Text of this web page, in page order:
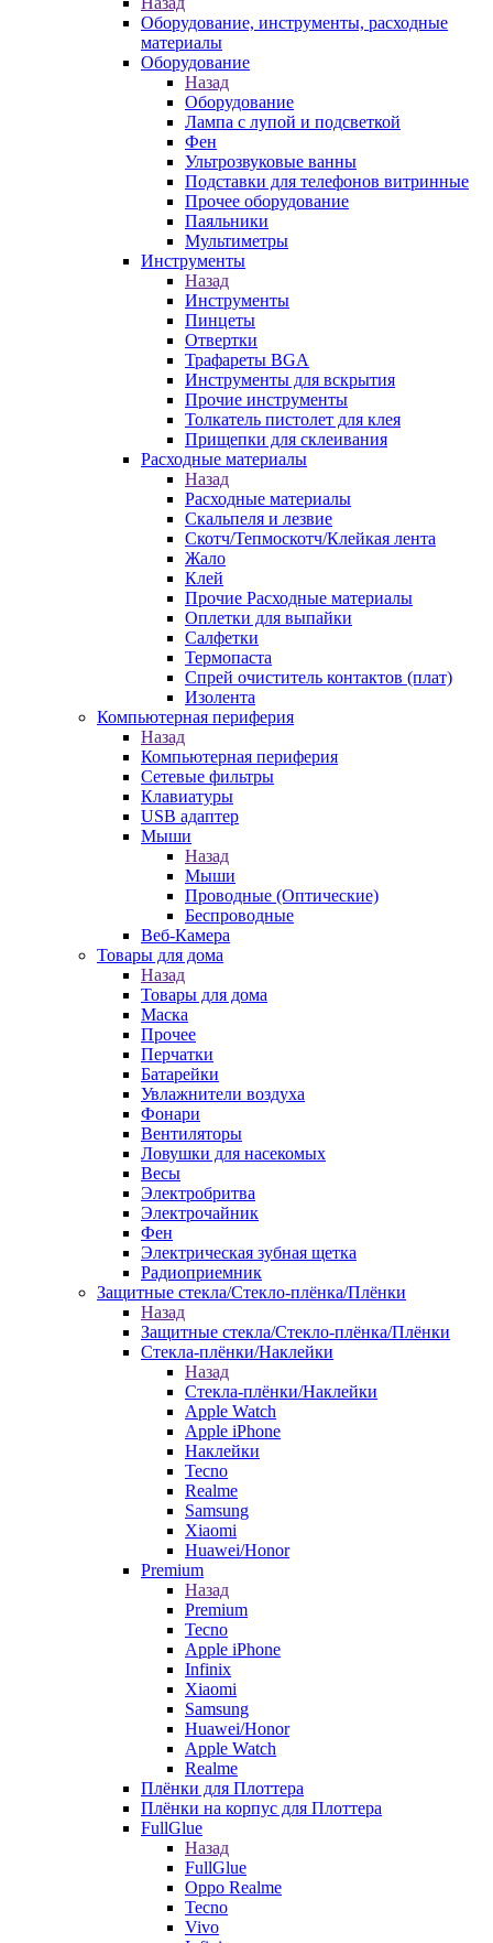
Оборудование, инструменты, расходные
материалы
Оборудование
Назад
Оборудование
Лампа с лупой и подсветкой
Фен
Ультрозвуковые ванны
Подставки для телефонов витринные
Прочее оборудование
Паяльники
Мультиметры
Инструменты
Назад
Инструменты
Пинцеты
Отвертки
Трафареты BGA
Инструменты для вскрытия
Прочие инструменты
Толкатель пистолет для клея
Прищепки для склеивания
Расходные материалы
Назад
Расходные материалы
Скальпеля и лезвие
Скотч/Тепмоскотч/Клейкая лента
Жало
Клей
Прочие Расходные материалы
Оплетки для выпайки
Салфетки
Термопаста
Спрей очиститель контактов (плат)
Изолента
Компьютерная периферия
Назад
Компьютерная периферия
Сетевые фильтры
Клавиатуры
USB адаптер
Мыши
Назад
Мыши
Проводные (Оптические)
Беспроводные
Веб-Камера
Товары для дома
Назад
Товары для дома
Маска
Прочее
Перчатки
Батарейки
Увлажнители воздуха
Фонари
Вентиляторы
Ловушки для насекомых
Весы
Электробритва
Электрочайник
Фен
Электрическая зубная щетка
Радиоприемник
Защитные стекла/Стекло-плёнка/Плёнки
Назад
Защитные стекла/Стекло-плёнка/Плёнки
Стекла-плёнки/Наклейки
Назад
Стекла-плёнки/Наклейки
Apple Watch
Apple iPhone
Наклейки
Tecno
Realme
Samsung
Xiaomi
Huawei/Honor
Premium
Назад
Premium
Tecno
Apple iPhone
Infinix
Xiaomi
Samsung
Huawei/Honor
Apple Watch
Realme
Плёнки для Плоттера
Плёнки на корпус для Плоттера
FullGlue
Назад
FullGlue
Oppo Realme
Tecno
Vivo